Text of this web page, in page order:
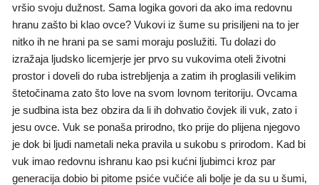
vršio svoju dužnost. Sama logika govori da ako ima redovnu
hranu zašto bi klao ovce? Vukovi iz šume su prisiljeni na to jer
nitko ih ne hrani pa se sami moraju poslužiti. Tu dolazi do
izražaja ljudsko licemjerje jer prvo su vukovima oteli životni
prostor i doveli do ruba istrebljenja a zatim ih proglasili velikim
štetočinama zato što love na svom lovnom teritoriju. Ovcama
je sudbina ista bez obzira da li ih dohvatio čovjek ili vuk, zato i
jesu ovce. Vuk se ponaša prirodno, tko prije do plijena njegovo
je dok bi ljudi nametali neka pravila u sukobu s prirodom. Kad bi
vuk imao redovnu ishranu kao psi kućni ljubimci kroz par
generacija dobio bi pitome psiće vučiće ali bolje je da su u šumi,